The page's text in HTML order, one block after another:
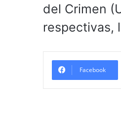
del Crimen
respectivas,
Facebook